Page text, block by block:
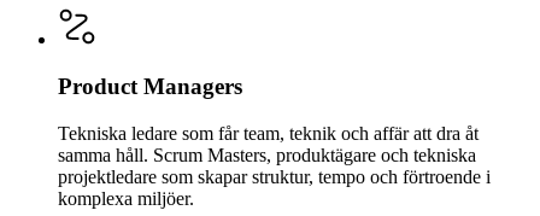
Product Managers
Tekniska ledare som får team, teknik och affär att dra åt
samma håll. Scrum Masters, produktägare och tekniska
projektledare som skapar struktur, tempo och förtroende i
komplexa miljöer.